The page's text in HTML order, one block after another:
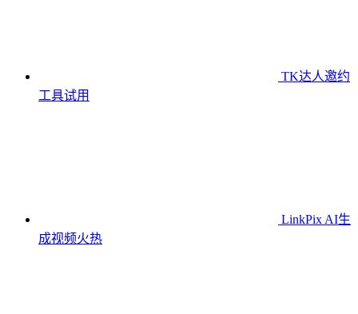
TK达人邀约
工具试用
LinkPix AI生
成视频火热